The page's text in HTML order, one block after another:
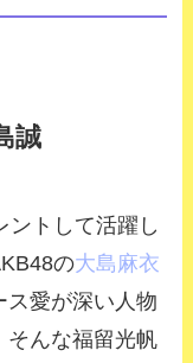
誠
ントして活躍し
の大島麻衣
ス愛が深い人物
そんな福留光帆